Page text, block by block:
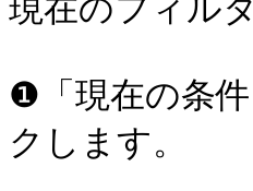
現在のフィル
❶「現在の条
クします。